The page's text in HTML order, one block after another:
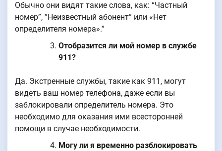
Обычно они видят такие слова, как: “Частный
номер”, ”Неизвестный абонент” или «Нет
определителя номера».”
Отобразится ли мой номер в службе
911?
Да. Экстренные службы, такие как 911, могут
видеть ваш номер телефона, даже если вы
заблокировали определитель номера. Это
необходимо для оказания ими всесторонней
помощи в случае необходимости.
Могу ли я временно разблокировать